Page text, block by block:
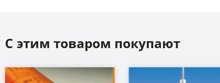
С этим товаром покупают